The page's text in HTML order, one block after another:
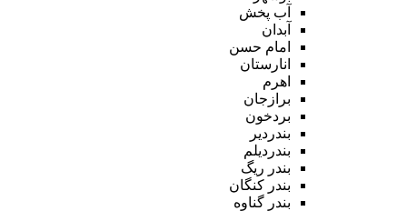
آب پخش
آبدان
امام حسن
انارستان
اهرم
برازجان
بردخون
بندردیر
بندردیلم
بندر ریگ
بندر کنگان
بندر گناوه